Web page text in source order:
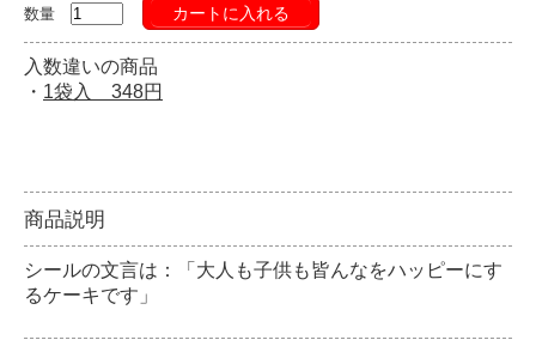
数量 カートに入れる
入数違いの商品
・ 1袋入 348円
商品説明
シールの文言は：「大人も子供も皆んなをハッピーにす
るケーキです」